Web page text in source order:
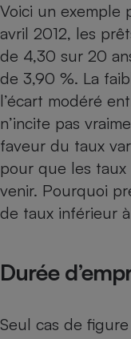
Voici un exemple
avril 2012, les
de 4,30 sur 20
de 3,90 %. La
l’écart modéré
n’incite pas
faveur du taux
pour que les taux
venir. Pourquoi
de taux inférieur
Durée
Seul cas de